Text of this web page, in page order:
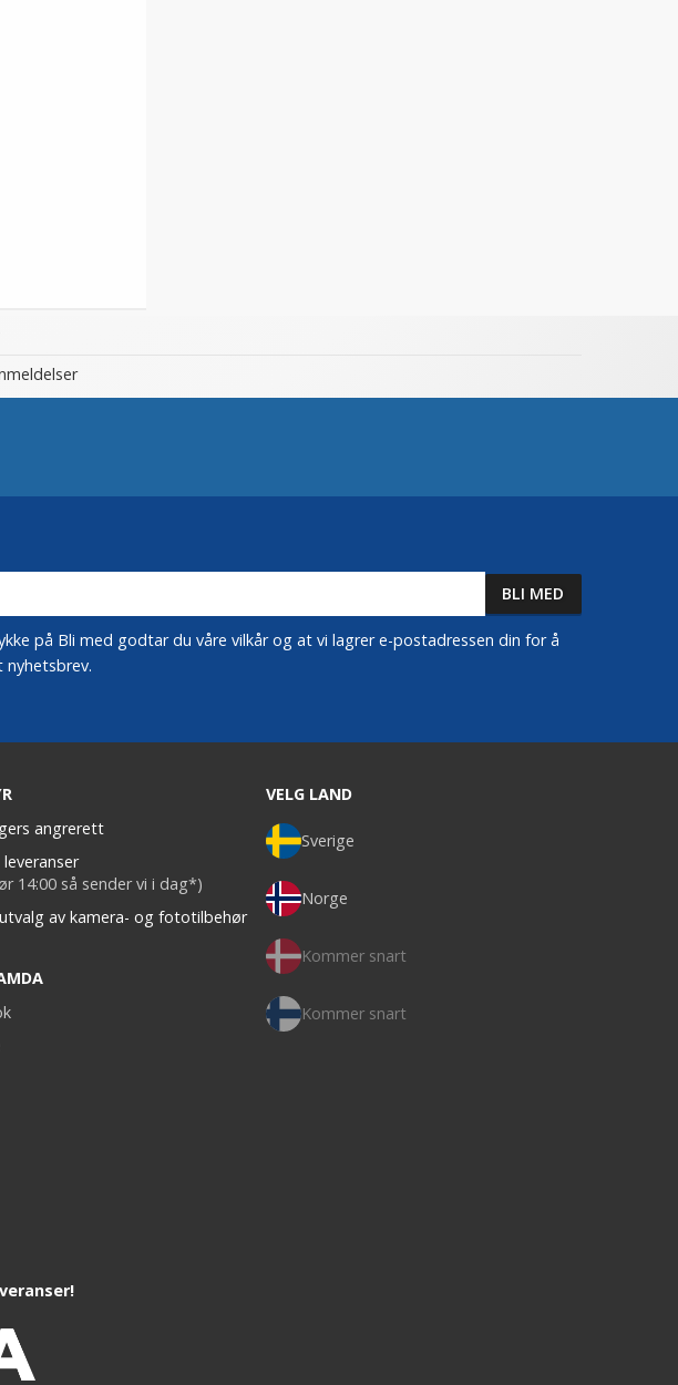
på Bli med godtar du våre vilkår og at vi lagrer e-postadressen din for å
nyhetsbrev.
angrerett
leveranser
14:00 så sender vi i dag*)
av kamera- og fototilbehør
VELG LAND
Sverige
Norge
Kommer snart
Kommer snart